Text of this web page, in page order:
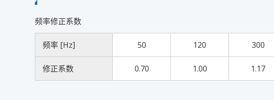
频率修正系数
频率 [Hz] 50 120 300
修正系数 0.70 1.00 1.17